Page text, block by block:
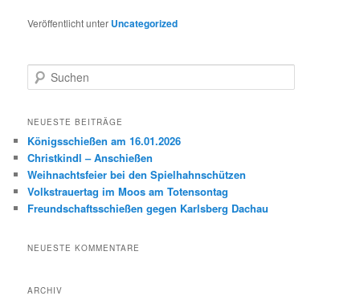
Veröffentlicht unter Uncategorized
u
h
n
NEUESTE BEITRÄGE
Königsschießen am 16.01.2026
Christkindl – Anschießen
Weihnachtsfeier bei den Spielhahnschützen
Volkstrauertag im Moos am Totensontag
Freundschaftsschießen gegen Karlsberg Dachau
NEUESTE KOMMENTARE
ARCHIV